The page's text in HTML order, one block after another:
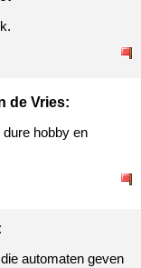
de Vries:
hobby en
automaten geven